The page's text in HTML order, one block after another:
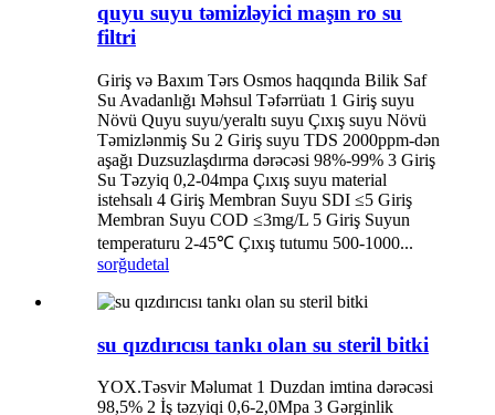
quyu suyu təmizləyici maşın ro su
filtri
Giriş və Baxım Tərs Osmos haqqında Bilik Saf
Su Avadanlığı Məhsul Təfərrüatı 1 Giriş suyu
Növü Quyu suyu/yeraltı suyu Çıxış suyu Növü
Təmizlənmiş Su 2 Giriş suyu TDS 2000ppm-dən
aşağı Duzsuzlaşdırma dərəcəsi 98%-99% 3 Giriş
Su Təzyiq 0,2-04mpa Çıxış suyu material
istehsalı 4 Giriş Membran Suyu SDI ≤5 Giriş
Membran Suyu COD ≤3mg/L 5 Giriş Suyun
temperaturu 2-45℃ Çıxış tutumu 500-1000...
sorğudetal
su qızdırıcısı tankı olan su steril bitki
YOX.Təsvir Məlumat 1 Duzdan imtina dərəcəsi
98,5% 2 İş təzyiqi 0,6-2,0Mpa 3 Gərginlik